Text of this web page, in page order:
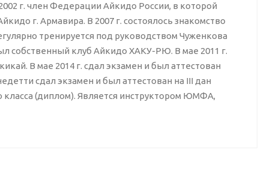
г. член Федерации Айкидо России, в которой
г. Армавира. В 2007 г. состоялось знакомство
тренируется под руководством Чуженкова
собственный клуб Айкидо ХАКУ-РЮ. В мае 2011 г.
В мае 2014 г. сдал экзамен и был аттестован
сдал экзамен и был аттестован на III дан
(диплом). Является инструктором ЮМФА,